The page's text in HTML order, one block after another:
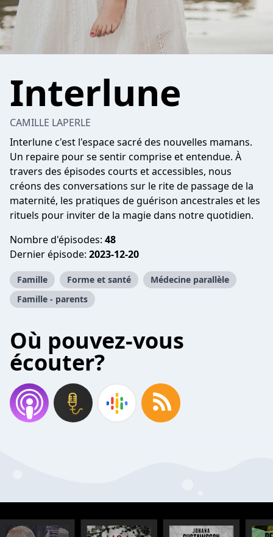
Interlune
CAMILLE LAPERLE
Interlune c'est l'espace sacré des nouvelles mamans.
Un repaire pour se sentir comprise et entendue. À
travers des épisodes courts et accessibles, nous
créons des conversations sur le rite de passage de la
maternité, les pratiques de guérison ancestrales et les
rituels pour inviter de la magie dans notre quotidien.
Nombre d'épisodes: 48
Dernier épisode: 2023-12-20
Famille Forme et santé
Médecine parallèle
Famille - parents
Où pouvez-vous
écouter?